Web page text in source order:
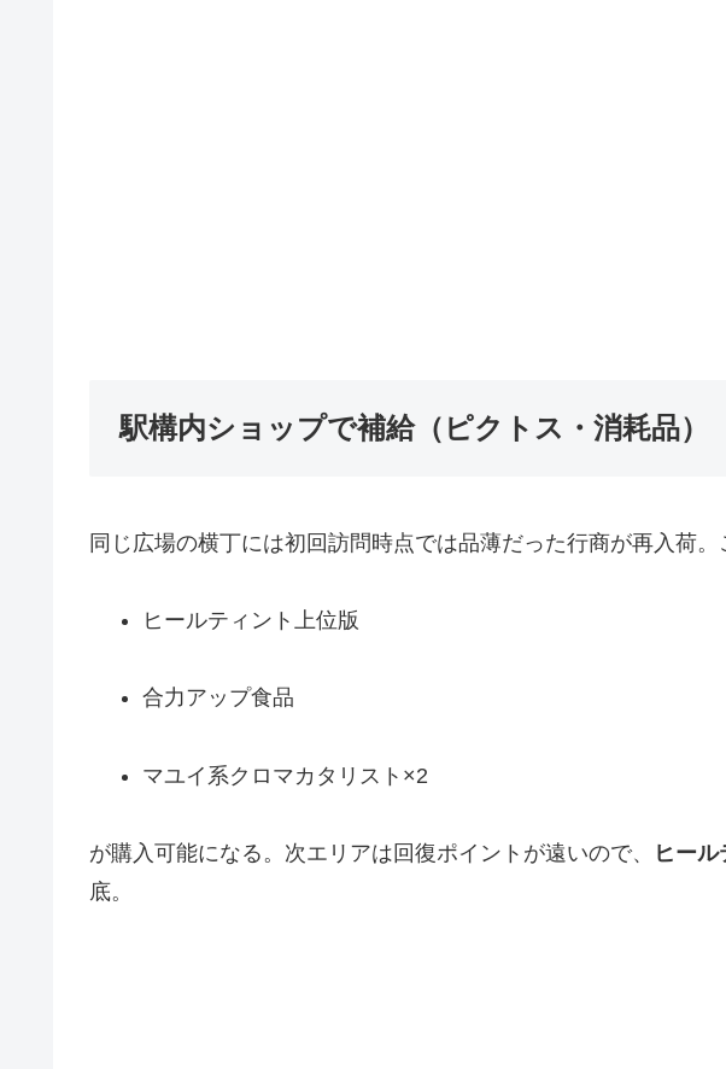
駅構内ショップで補給（ピクトス・消耗品）
同じ広場の横丁には初回訪問時点では品薄だった行商が再入荷。
ヒールティント上位版
合力アップ食品
マユイ系クロマカタリスト×2
が購入可能になる。次エリアは回復ポイントが遠いので、 ヒー
底。